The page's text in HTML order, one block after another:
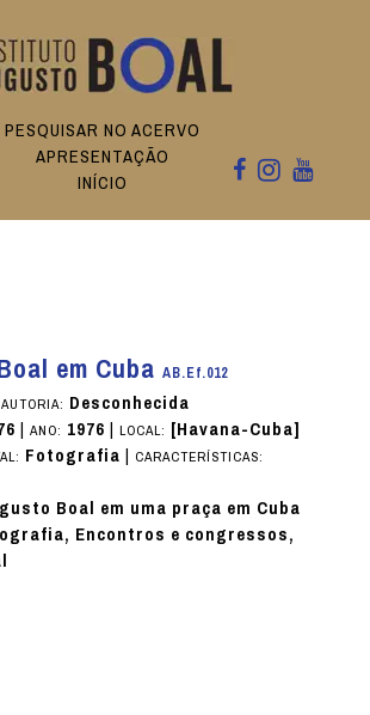
PESQUISAR NO ACERVO
APRESENTAÇÃO
INÍCIO
em Cuba AB.Ef.012
AUTORIA: Desconhecida
| ANO: 1976| LOCAL: [Havana-Cuba]
Fotografia| CARACTERÍSTICAS:
Boal em uma praça em Cuba
Encontros e congressos,